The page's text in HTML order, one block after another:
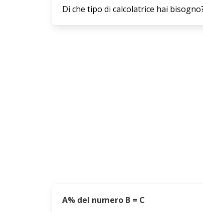
Di che tipo di calcolatrice hai
A% del numero B = C